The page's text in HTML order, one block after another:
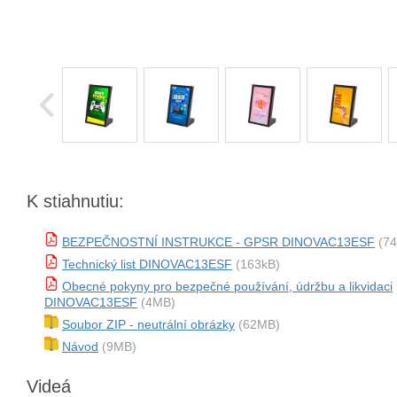
K stiahnutiu:
BEZPEČNOSTNÍ INSTRUKCE - GPSR DINOVAC13ESF
Technický list DINOVAC13ESF (163kB)
Obecné pokyny pro bezpečné používání, údržbu a likvidaci
DINOVAC13ESF (4MB)
Soubor ZIP - neutrální obrázky (62MB)
Návod (9MB)
Videá